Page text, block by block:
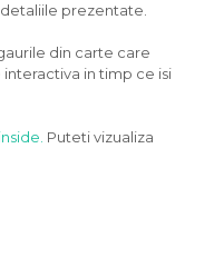
prezentate.
din carte care
in timp ce isi
Puteti vizualiza